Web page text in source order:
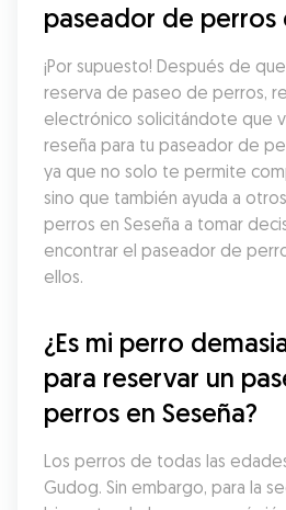
paseador de perros
¡Por supuesto! Después de
reserva de paseo de perros,
electrónico solicitándote que
reseña para tu paseador de
ya que no solo te permite
sino que también ayuda a
perros en Seseña a tomar
encontrar el paseador de
ellos.
¿Es mi perro
para reservar un
perros en Seseña?
Los perros de todas las
Gudog. Sin embargo, para la